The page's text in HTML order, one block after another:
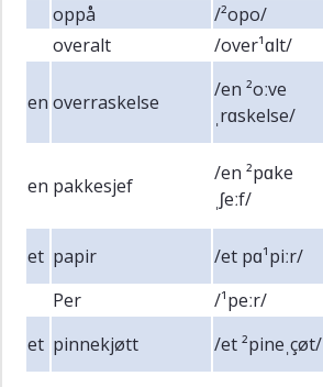
oppå
/²opo/
overalt
/over¹ɑlt/
en overraskelse
/en ²oːve
ˌrɑskelse/
en pakkesjef
/en ²pɑke
ˌʃeːf/
et papir /et pɑ¹piːr/
Per
/¹peːr/
et pinnekjøtt /et ²pineˌçøt/